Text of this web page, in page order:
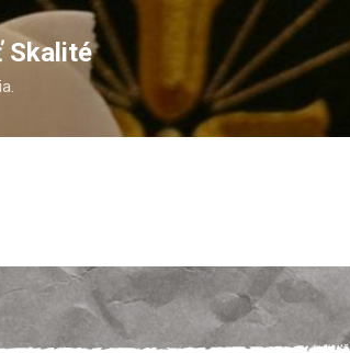
na hlavný obsah
Skalité